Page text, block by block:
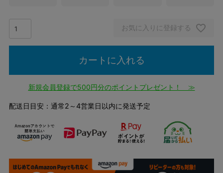
お気に入りに登録する
カートに入れる
新規会員登録で500円分のポイントプレゼント！ ≫
配送日目安：通常2～4営業日以内に発送予定